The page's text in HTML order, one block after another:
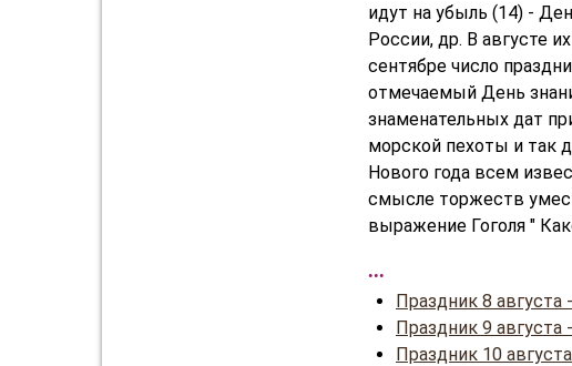
идут на убыль (14) -
России, др. В августе
сентябре число
отмечаемый День
знаменательных дат
морской пехоты и так
Нового года всем
смысле торжеств
выражение Гоголя "
...
Праздник 8
Праздник 9
Праздник 10